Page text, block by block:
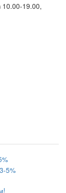
10.00-19.00,